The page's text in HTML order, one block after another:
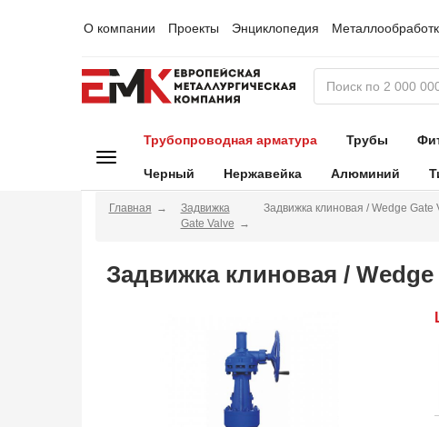
О компании Проекты Энциклопедия
Трубопроводная арматура Трубы
Черный Нержавейка Алюминий
Главная
Задвижка
Gate Valve
Задвижка клиновая / Wedge Gate
Задвижка клиновая / Wedge